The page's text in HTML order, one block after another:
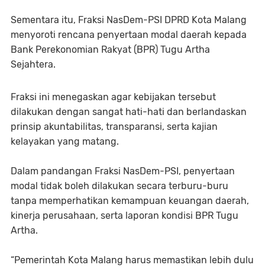
Sementara itu, Fraksi NasDem-PSI DPRD Kota Malang
menyoroti rencana penyertaan modal daerah kepada
Bank Perekonomian Rakyat (BPR) Tugu Artha
Sejahtera.
Fraksi ini menegaskan agar kebijakan tersebut
dilakukan dengan sangat hati-hati dan berlandaskan
prinsip akuntabilitas, transparansi, serta kajian
kelayakan yang matang.
Dalam pandangan Fraksi NasDem-PSI, penyertaan
modal tidak boleh dilakukan secara terburu-buru
tanpa memperhatikan kemampuan keuangan daerah,
kinerja perusahaan, serta laporan kondisi BPR Tugu
Artha.
“Pemerintah Kota Malang harus memastikan lebih dulu